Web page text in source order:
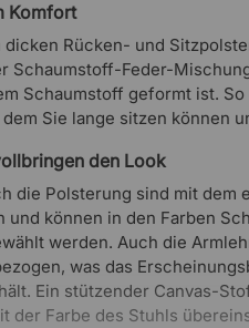
Komfort
Rücken- und
Schaumstoff-Feder-
Schaumstoff geformt ist.
Sie lange sitzen können
den Look
die Polsterung sind mit dem
und können in den Farben
werden. Auch die
was das
Ein stützender Canvas-
der Farbe des Stuhls